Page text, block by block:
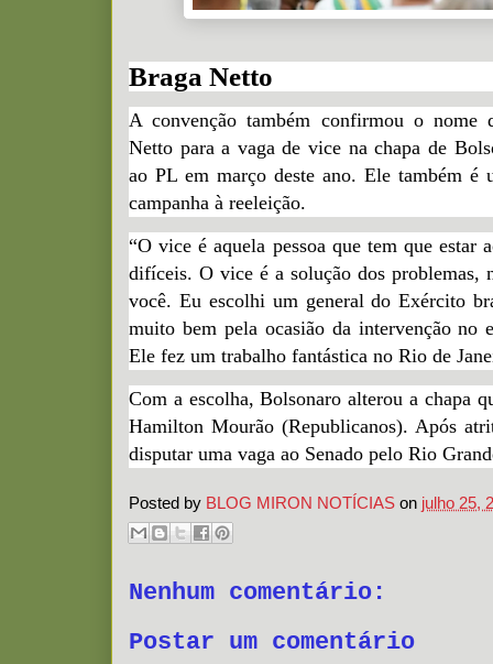
Braga Netto
A convenção também confirmou o nome
Netto para a vaga de vice na chapa de
ao PL em março deste ano. Ele também é
campanha à reeleição.
“O vice é aquela pessoa que tem que estar
difíceis. O vice é a solução dos problemas,
você. Eu escolhi um general do Exército
muito bem pela ocasião da intervenção no
Ele fez um trabalho fantástica no Rio de
Com a escolha, Bolsonaro alterou a chapa
Hamilton Mourão (Republicanos). Após
disputar uma vaga ao Senado pelo Rio
Posted by BLOG MIRON NOTÍCIAS on julho 25,
Nenhum comentário:
Postar um comentário